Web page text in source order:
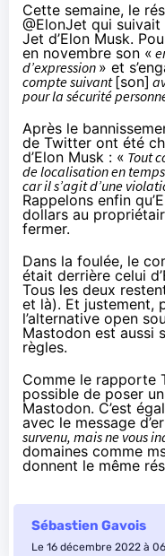
Cette semaine, le
@ElonJet qui
Jet d’Elon Musk.
en novembre son «
d’expression » et
compte suivant[son]
pour la sécurité
Après le
de Twitter ont été
d’Elon Musk : « Tout
de localisation en
car il s’agit d’une
Rappelons enfin
dollars au
fermer.
Dans la foulée, le
était derrière celui
Tous les deux
et là). Et justement,
l’alternative open
Mastodon est aussi
règles.
Comme le rapporte
possible de poser
Mastodon. C’est
avec le message
survenu, mais ne vous
domaines comme
donnent le même
Sébastien Gavois
Le 16 décembre 2022 à